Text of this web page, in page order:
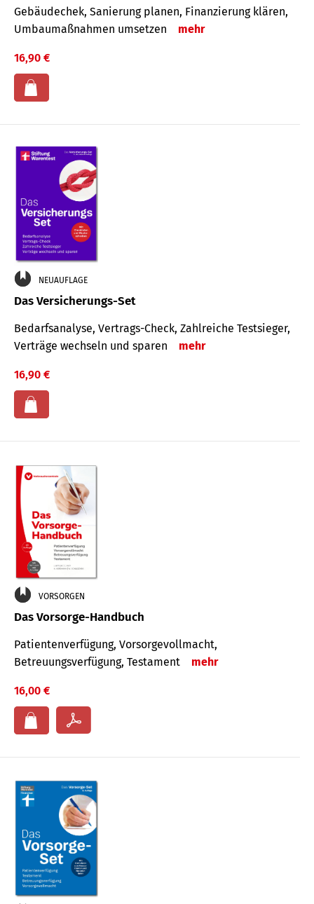
Gebäudechek, Sanierung planen, Finanzierung klären,
Umbaumaßnahmen umsetzen
mehr
16,90 €
NEUAUFLAGE
Das Versicherungs-Set
Bedarfsanalyse, Vertrags-Check, Zahlreiche Testsieger,
Verträge wechseln und sparen
mehr
16,90 €
VORSORGEN
Das Vorsorge-Handbuch
Patientenverfügung, Vorsorgevollmacht,
Betreuungsverfügung, Testament
mehr
16,00 €